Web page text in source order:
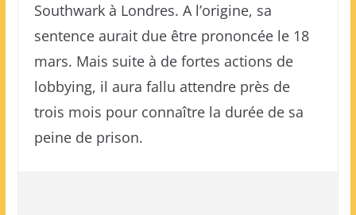
Southwark à Londres. A l’origine, sa
sentence aurait due être prononcée le 18
mars. Mais suite à de fortes actions de
lobbying, il aura fallu attendre près de
trois mois pour connaître la durée de sa
peine de prison.